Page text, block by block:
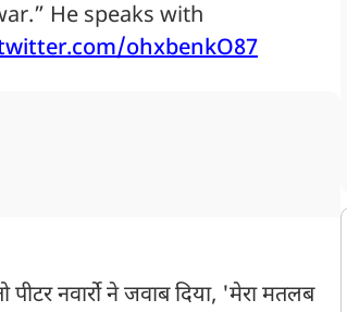
He speaks with
ohxbenkO87
नवार्रो ने जवाब दिया, 'मेरा मतलब